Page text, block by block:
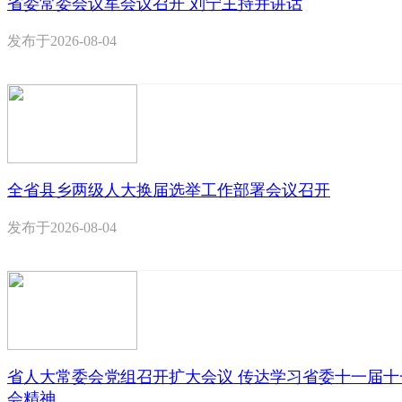
省委常委会议军会议召开 刘宁主持并讲话
发布于2026-08-04
全省县乡两级人大换届选举工作部署会议召开
发布于2026-08-04
省人大常委会党组召开扩大会议 传达学习省委十一届